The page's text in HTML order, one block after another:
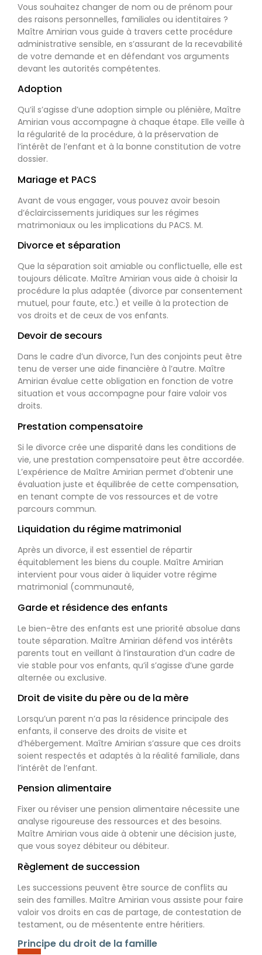
Vous souhaitez changer de nom ou de prénom pour
des raisons personnelles, familiales ou identitaires ?
Maître Amirian vous guide à travers cette procédure
administrative sensible, en s’assurant de la recevabilité
de votre demande et en défendant vos arguments
devant les autorités compétentes.
Adoption
Qu’il s’agisse d’une adoption simple ou plénière, Maître
Amirian vous accompagne à chaque étape. Elle veille à
la régularité de la procédure, à la préservation de
l’intérêt de l’enfant et à la bonne constitution de votre
dossier.
Mariage et PACS
Avant de vous engager, vous pouvez avoir besoin
d’éclaircissements juridiques sur les régimes
matrimoniaux ou les implications du PACS. M.
Divorce et séparation
Que la séparation soit amiable ou conflictuelle, elle est
toujours délicate. Maître Amirian vous aide à choisir la
procédure la plus adaptée (divorce par consentement
mutuel, pour faute, etc.) et veille à la protection de
vos droits et de ceux de vos enfants.
Devoir de secours
Dans le cadre d’un divorce, l’un des conjoints peut être
tenu de verser une aide financière à l’autre. Maître
Amirian évalue cette obligation en fonction de votre
situation et vous accompagne pour faire valoir vos
droits.
Prestation compensatoire
Si le divorce crée une disparité dans les conditions de
vie, une prestation compensatoire peut être accordée.
L’expérience de Maître Amirian permet d’obtenir une
évaluation juste et équilibrée de cette compensation,
en tenant compte de vos ressources et de votre
parcours commun.
Liquidation du régime matrimonial
Après un divorce, il est essentiel de répartir
équitablement les biens du couple. Maître Amirian
intervient pour vous aider à liquider votre régime
matrimonial (communauté,
Garde et résidence des enfants
Le bien-être des enfants est une priorité absolue dans
toute séparation. Maître Amirian défend vos intérêts
parents tout en veillant à l’instauration d’un cadre de
vie stable pour vos enfants, qu’il s’agisse d’une garde
alternée ou exclusive.
Droit de visite du père ou de la mère
Lorsqu’un parent n’a pas la résidence principale des
enfants, il conserve des droits de visite et
d’hébergement. Maître Amirian s’assure que ces droits
soient respectés et adaptés à la réalité familiale, dans
l’intérêt de l’enfant.
Pension alimentaire
Fixer ou réviser une pension alimentaire nécessite une
analyse rigoureuse des ressources et des besoins.
Maître Amirian vous aide à obtenir une décision juste,
que vous soyez débiteur ou débiteur.
Règlement de succession
Les successions peuvent être source de conflits au
sein des familles. Maître Amirian vous assiste pour faire
valoir vos droits en cas de partage, de contestation de
testament, ou de mésentente entre héritiers.
Principe du droit de la famille